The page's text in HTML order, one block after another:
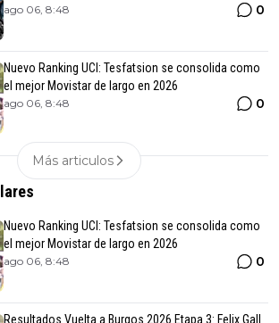
ago 06, 8:48 0
Nuevo Ranking UCI: Tesfatsion se consolida como
el mejor Movistar de largo en 2026
ago 06, 8:48 0
Más articulos
Nuevo Ranking UCI: Tesfatsion se consolida como
el mejor Movistar de largo en 2026
ago 06, 8:48 0
Resultados Vuelta a Burgos 2026 Etapa 3: Felix Gall